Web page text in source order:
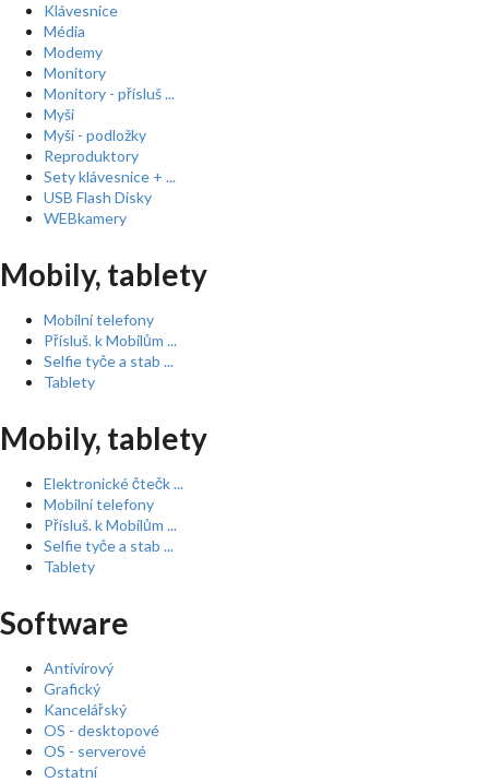
Klávesnice
Média
Modemy
Monitory
Monitory - přísluš ...
Myši
Myši - podložky
Reproduktory
Sety klávesnice + ...
USB Flash Disky
WEBkamery
Mobily, tablety
Mobilní telefony
Přísluš. k Mobilům ...
Selfie tyče a stab ...
Tablety
Mobily, tablety
Elektronické čtečk ...
Mobilní telefony
Přísluš. k Mobilům ...
Selfie tyče a stab ...
Tablety
Software
Antivirový
Grafický
Kancelářský
OS - desktopové
OS - serverové
Ostatní